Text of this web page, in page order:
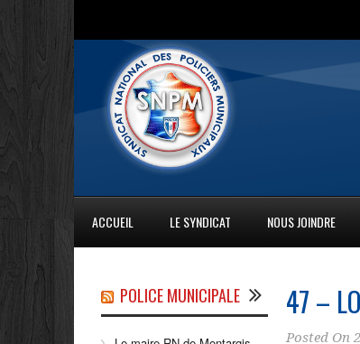
ACCUEIL LE SYNDICAT NOUS JOINDRE
47 –
Posted On
POLICE MUNICIPALE